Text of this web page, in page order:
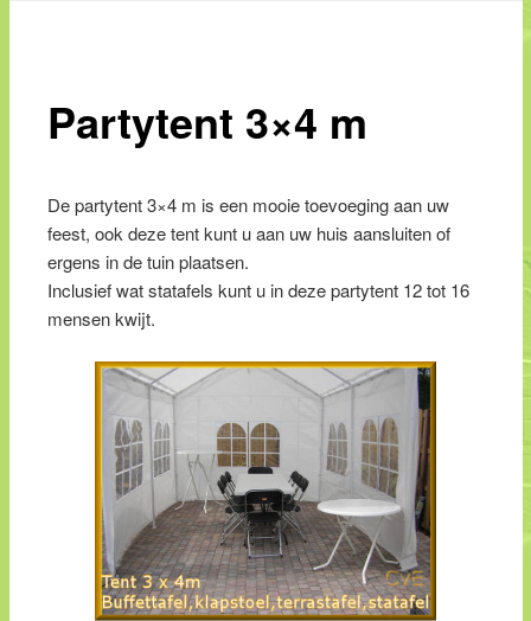
Partytent 3×4 m
De partytent 3×4 m is een mooie toevoeging aan uw
feest, ook deze tent kunt u aan uw huis aansluiten of
ergens in de tuin plaatsen.
Inclusief wat statafels kunt u in deze partytent 12 tot 16
mensen kwijt.